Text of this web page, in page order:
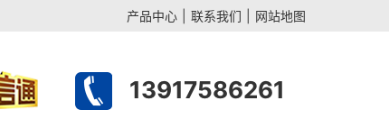
产品中心 联系我们 网站地图
13917586261